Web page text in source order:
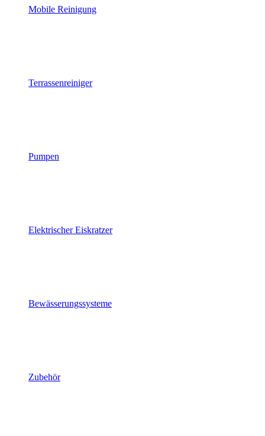
Mobile Reinigung
Terrassenreiniger
Pumpen
Elektrischer Eiskratzer
Bewässerungssysteme
Zubehör